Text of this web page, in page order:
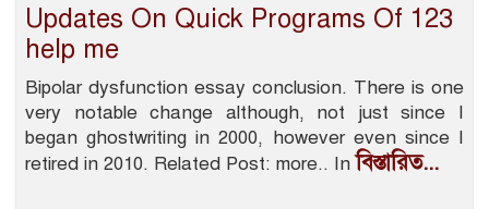
Updates On Quick Programs Of 123
help me
Bipolar dysfunction essay conclusion. There is one
very notable change although, not just since I
began ghostwriting in 2000, however even since I
retired in 2010. Related Post: more.. Inবিস্তারিত...